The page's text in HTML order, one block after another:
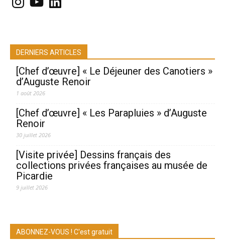
DERNIERS ARTICLES
[Chef d’œuvre] « Le Déjeuner des Canotiers »
d’Auguste Renoir
1 août 2026
[Chef d’œuvre] « Les Parapluies » d’Auguste
Renoir
30 juillet 2026
[Visite privée] Dessins français des
collections privées françaises au musée de
Picardie
9 juillet 2026
ABONNEZ-VOUS ! C'est gratuit